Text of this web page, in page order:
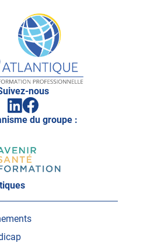
nous
Linkedin
(ouvrir
vers
onglet)
Facebook
(ouvrir
vers
du groupe :